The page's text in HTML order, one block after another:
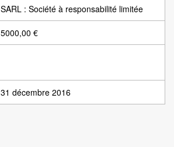
SARL : Société à responsabilité limitée
5000,00 €
31 décembre 2016